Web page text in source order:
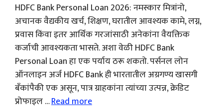
HDFC Bank Personal Loan 2026: नमस्कार मित्रांनो,
अचानक वैद्यकीय खर्च, शिक्षण, घरातील आवश्यक कामे, लग्न,
प्रवास किंवा इतर आर्थिक गरजांसाठी अनेकांना वैयक्तिक
कर्जाची आवश्यकता भासते. अशा वेळी HDFC Bank
Personal Loan हा एक पर्याय ठरू शकतो. पर्सनल लोन
ऑनलाइन अर्ज HDFC Bank ही भारतातील अग्रगण्य खासगी
बँकांपैकी एक असून, पात्र ग्राहकांना त्यांच्या उत्पन्न, क्रेडिट
प्रोफाइल …Read more